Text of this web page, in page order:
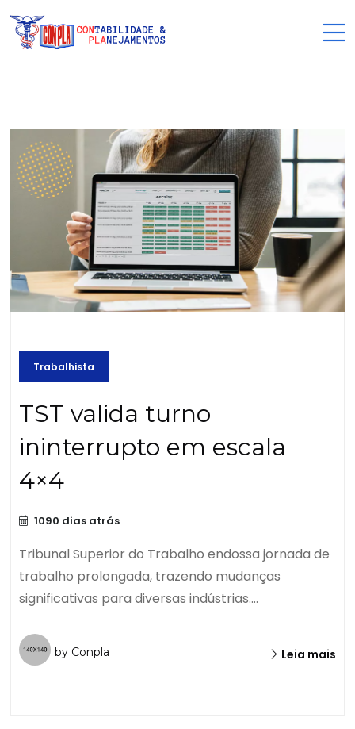
Trabalhista
TST valida turno
ininterrupto em escala
4×4
1090 dias atrás
Tribunal Superior do Trabalho endossa jornada de
trabalho prolongada, trazendo mudanças
significativas para diversas indústrias....
by Conpla Leia mais